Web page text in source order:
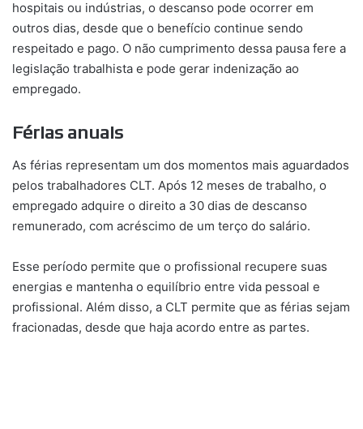
hospitais ou indústrias, o descanso pode ocorrer em
outros dias, desde que o benefício continue sendo
respeitado e pago. O não cumprimento dessa pausa fere a
legislação trabalhista e pode gerar indenização ao
empregado.
Férias anuais
As férias representam um dos momentos mais aguardados
pelos trabalhadores CLT. Após 12 meses de trabalho, o
empregado adquire o direito a 30 dias de descanso
remunerado, com acréscimo de um terço do salário.
Esse período permite que o profissional recupere suas
energias e mantenha o equilíbrio entre vida pessoal e
profissional. Além disso, a CLT permite que as férias sejam
fracionadas, desde que haja acordo entre as partes.